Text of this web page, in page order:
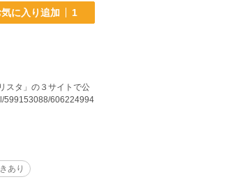
気に入り追加 1
599153088/606224994
あり